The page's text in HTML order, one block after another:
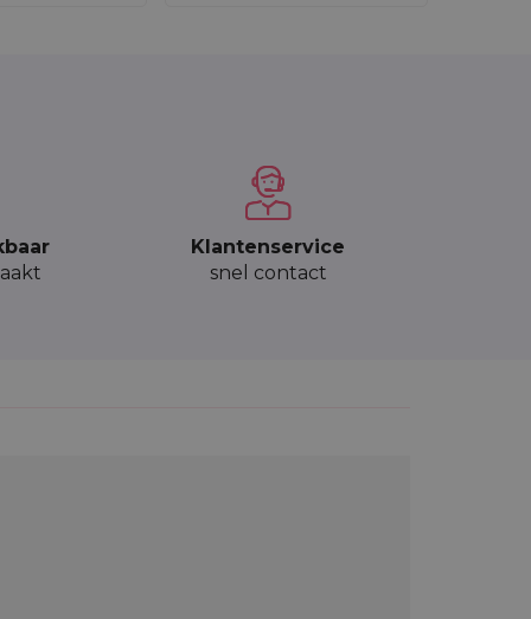
Klantenservice
snel contact